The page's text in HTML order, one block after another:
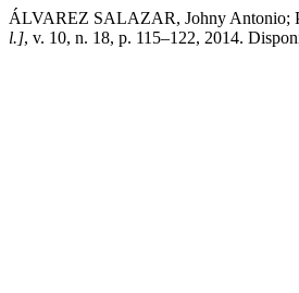
ÁLVAREZ SALAZAR, Johny Antonio;
l.], v. 10, n. 18, p. 115–122, 2014.